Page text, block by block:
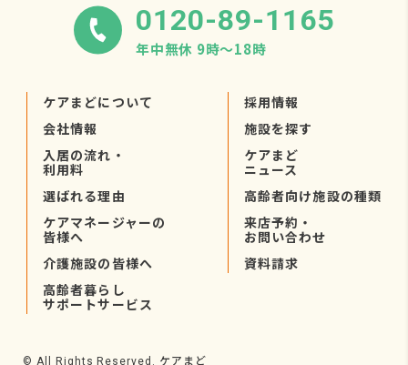
0120-89-1165
年中無休 9時〜18時
ケアまどについて
会社情報
入居の流れ・
利用料
選ばれる理由
ケアマネージャーの
皆様へ
介護施設の皆様へ
高齢者暮らし
サポートサービス
採用情報
施設を探す
ケアまど
ニュース
高齢者向け施設の種類
来店予約・
お問い合わせ
資料請求
© All Rights Reserved. ケアまど